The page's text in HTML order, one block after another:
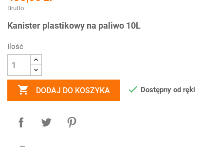
Brutto
Kanister plastikowy na paliwo 10L
Ilość
 DODAJ DO KOSZYKA  Dostępny od ręki